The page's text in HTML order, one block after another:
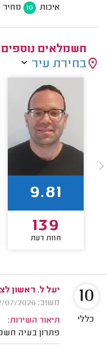
איכות 10 מחיר
חשמלאים נוספים
בחירת עיר
9.81
139
חוות דעת
יעל ל. ראשון
משוב: 12/07/2026
תיאור השירות:
פתרון בעיה
10
כללי